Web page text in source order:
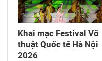
Khai mạc Festival Võ
thuật Quốc tế Hà Nội
2026